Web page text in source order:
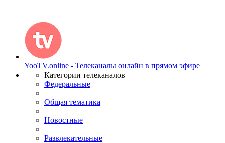
YooTV.online - Телеканалы онлайн в прямом эфире
Категории телеканалов
Федеральные
Общая тематика
Новостные
Развлекательные